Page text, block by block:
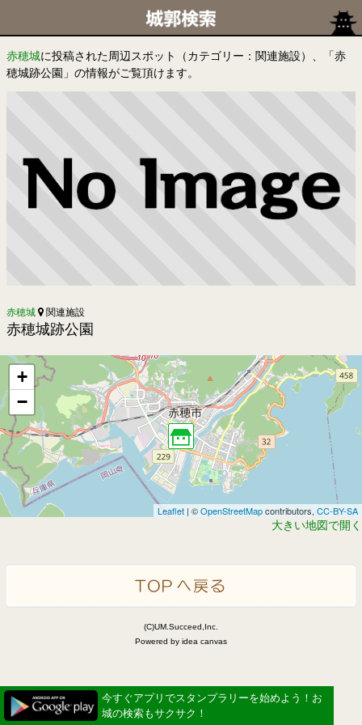
赤穂城に投稿された周辺スポット（カテゴリー：関連施設）、「赤
穂城跡公園」の情報がご覧頂けます。
赤穂城 関連施設
赤穂城跡公園
+
−
Leaflet | ©OpenStreetMapcontributors, CC-BY-SA
大きい地図で開く
(C)UM.Succeed,Inc.
Powered by idea canvas
今すぐアプリでスタンプラリーを始めよう！お
城の検索もサクサク！